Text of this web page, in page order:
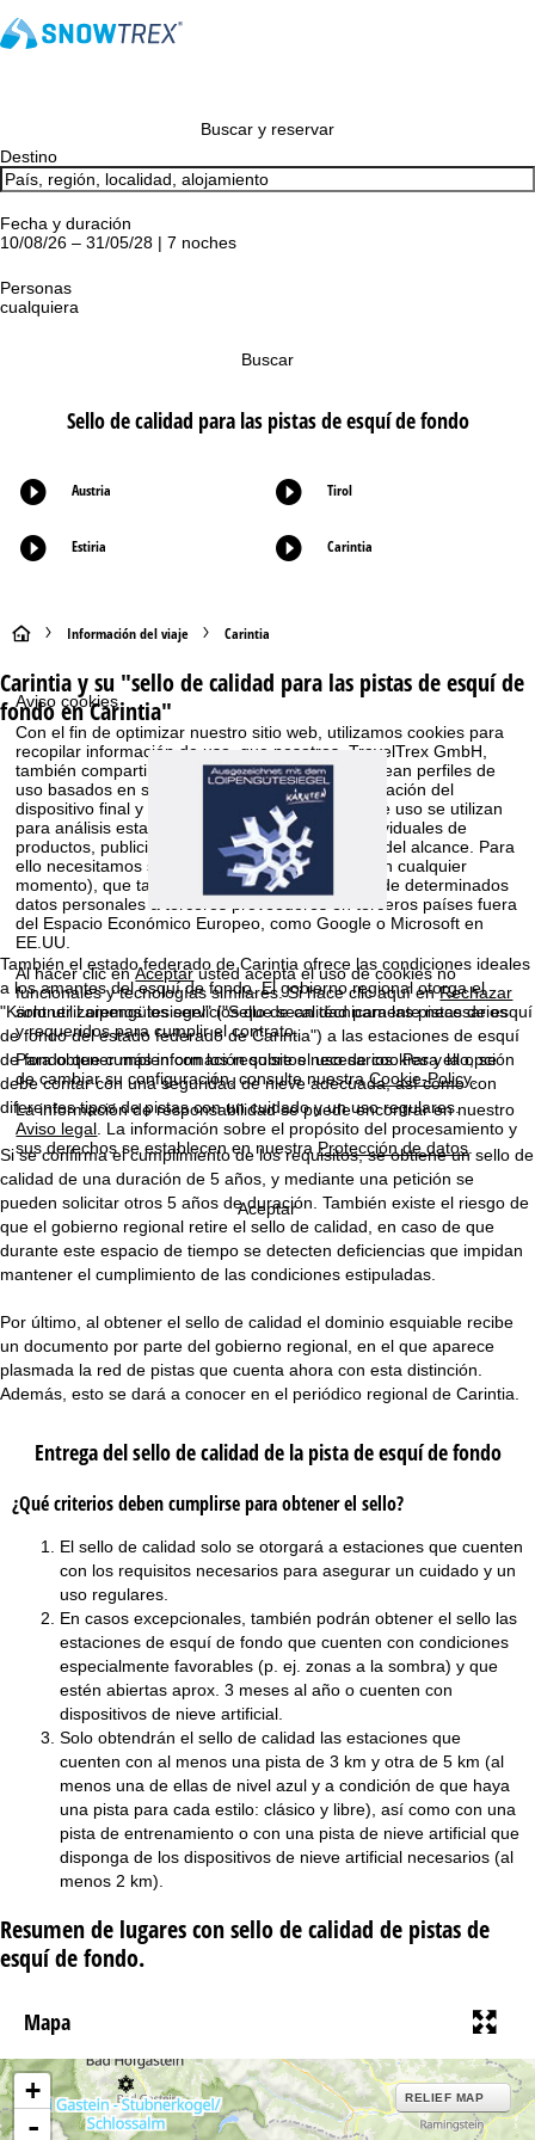
Aviso cookies
Con el fin de optimizar nuestro sitio web, utilizamos cookies para
recopilar información de uso, que nosotros, TravelTrex GmbH,
también compartimos con nuestros socios. Se crean perfiles de
uso basados en sus actividades utilizando información del
dispositivo final y del navegador. Estos perfiles de uso se utilizan
para análisis estadísticos, recomendaciones individuales de
productos, publicidad individualizada y medición del alcance. Para
ello necesitamos su consentimiento (revocable en cualquier
momento), que también incluye la transferencia de determinados
datos personales a terceros proveedores en terceros países fuera
del Espacio Económico Europeo, como Google o Microsoft en
EE.UU.
Al hacer clic enAceptarusted acepta el uso de cookies no
funcionales y tecnologías similares. Si hace clic aquí enRechazar
solo utilizaremos los servicios que sean técnicamente necesarios
y requeridos para cumplir el contrato.
Para obtener más información sobre el uso de cookies y la opción
de cambiar su configuración, consulte nuestraCookie-Policy.
La información de responsabilidad se puede encontrar en nuestro
Aviso legal. La información sobre el propósito del procesamiento y
sus derechos se establecen en nuestraProtección de datos.
Aceptar
Buscar y reservar
Destino
Fecha y duración
10/08/26 – 31/05/28 | 7 noches
Personas
cualquiera
Buscar
Sello de calidad para las pistas de esquí de fondo
Austria Tirol
Estiria Carintia
P
á
g
i
n
a
p
r
i
n
c
i
p
a
l
Información del viaje Carintia
Carintia y su "sello de calidad para las pistas de esquí de
fondo en Carintia"
También el estado federado de Carintia ofrece las condiciones ideales
a los amantes del esquí de fondo. El gobierno regional otorga el
"Kärntner Loipengütesiegel" ("Sello de calidad para las pistas de esquí
de fondo del estado federado de Carintia") a las estaciones de esquí
de fondo que cumplen con los requisitos necesarios. Para ello, se
debe contar con una seguridad de nieve adecuada, así como con
diferentes tipos de pistas con un cuidado y un uso regulares.
Si se confirma el cumplimiento de los requisitos, se obtiene un sello de
calidad de una duración de 5 años, y mediante una petición se
pueden solicitar otros 5 años de duración. También existe el riesgo de
que el gobierno regional retire el sello de calidad, en caso de que
durante este espacio de tiempo se detecten deficiencias que impidan
mantener el cumplimiento de las condiciones estipuladas.
Por último, al obtener el sello de calidad el dominio esquiable recibe
un documento por parte del gobierno regional, en el que aparece
plasmada la red de pistas que cuenta ahora con esta distinción.
Además, esto se dará a conocer en el periódico regional de Carintia.
Entrega del sello de calidad de la pista de esquí de fondo
¿Qué criterios deben cumplirse para obtener el sello?
El sello de calidad solo se otorgará a estaciones que cuenten
con los requisitos necesarios para asegurar un cuidado y un
uso regulares.
En casos excepcionales, también podrán obtener el sello las
estaciones de esquí de fondo que cuenten con condiciones
especialmente favorables (p. ej. zonas a la sombra) y que
estén abiertas aprox. 3 meses al año o cuenten con
dispositivos de nieve artificial.
Solo obtendrán el sello de calidad las estaciones que
cuenten con al menos una pista de 3 km y otra de 5 km (al
menos una de ellas de nivel azul y a condición de que haya
una pista para cada estilo: clásico y libre), así como con una
pista de entrenamiento o con una pista de nieve artificial que
disponga de los dispositivos de nieve artificial necesarios (al
menos 2 km).
Resumen de lugares con sello de calidad de pistas de
esquí de fondo.
Mapa
+
-
RELIEF MAP